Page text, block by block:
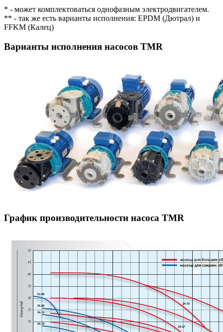
* - может комплектоваться однофазным электродвигателем.
** - так же есть варианты исполнения: EPDM (Дютрал) и
FFKM (Калец)
Варианты исполнения насосов TMR
График производительности насоса TMR